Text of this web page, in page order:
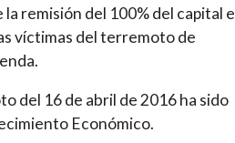
remisión del 100% del capital e
víctimas del terremoto de
del 16 de abril de 2016 ha sido
Económico.